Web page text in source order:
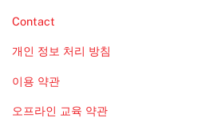
Contact
개인 정보 처리 방침
이용 약관
오프라인 교육 약관